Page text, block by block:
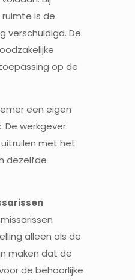
ruimte is de
verschuldigd. De
op de
een eigen
De werkgever
met het
dezelfde
alleen als de
maken dat de
de behoorlijke